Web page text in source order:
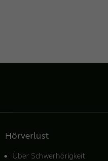
Hörverlust
Über Schwerhörigkeit